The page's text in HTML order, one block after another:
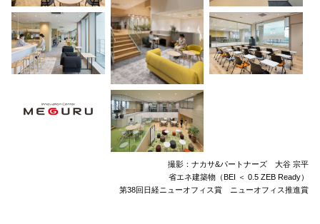
撮影：ナカサ&パートナーズ 大谷 宗平
省エネ建築物（BEI ＜ 0.5 ZEB Ready）
第38回日経ニューオフィス賞 ニューオフィス推進賞